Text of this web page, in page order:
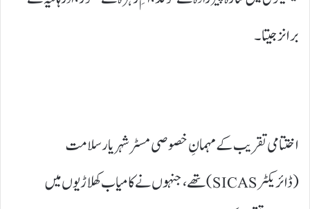
برانز جیتا۔
اختتامی تقریب کے مہمانِ خصوصی مسٹر شہریار سلامت
(ڈائریکٹر SICAS) تھے، جنہوں نے کامیاب کھلاڑیوں میں